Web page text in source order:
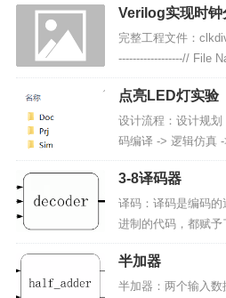
N_M2TXDPIN_G1
_C15VG...
Verilog实现时钟
频)二分频 三分
完整工程文件：
------------------//
&nb...
点亮LED灯实验
设计流程：设计规
码编译 -> 逻辑仿真
析综合布局布线 ->
d）：Doc：放置文
档、项目日志）Pri
3-8译码器
译码：译码是编码
进制的代码，都赋
个确定的信号或者
译出来的过程叫做译
译码器。译码器：
半加器
半加器：两个输入